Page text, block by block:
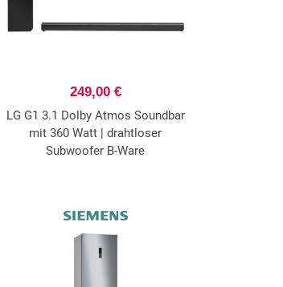
249,00 €
LG G1 3.1 Dolby Atmos Soundbar
mit 360 Watt | drahtloser
Subwoofer B-Ware